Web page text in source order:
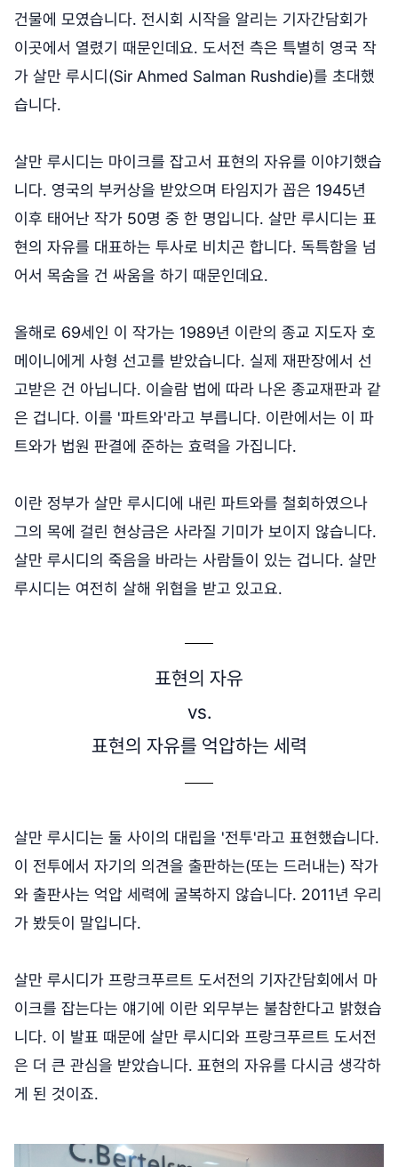
건물에 모였습니다. 전시회 시작을 알리는 기자간담회가
이곳에서 열렸기 때문인데요. 도서전 측은 특별히 영국 작
가 살만 루시디(Sir Ahmed Salman Rushdie)를 초대했
습니다.
살만 루시디는 마이크를 잡고서 표현의 자유를 이야기했습
니다. 영국의 부커상을 받았으며 타임지가 꼽은 1945년
이후 태어난 작가 50명 중 한 명입니다. 살만 루시디는 표
현의 자유를 대표하는 투사로 비치곤 합니다. 독특함을 넘
어서 목숨을 건 싸움을 하기 때문인데요.
올해로 69세인 이 작가는 1989년 이란의 종교 지도자 호
메이니에게 사형 선고를 받았습니다. 실제 재판장에서 선
고받은 건 아닙니다. 이슬람 법에 따라 나온 종교재판과 같
은 겁니다. 이를 '파트와'라고 부릅니다. 이란에서는 이 파
트와가 법원 판결에 준하는 효력을 가집니다.
이란 정부가 살만 루시디에 내린 파트와를 철회하였으나
그의 목에 걸린 현상금은 사라질 기미가 보이지 않습니다.
살만 루시디의 죽음을 바라는 사람들이 있는 겁니다. 살만
루시디는 여전히 살해 위협을 받고 있고요.
표현의 자유
vs.
표현의 자유를 억압하는 세력
살만 루시디는 둘 사이의 대립을 '전투'라고 표현했습니다.
이 전투에서 자기의 의견을 출판하는(또는 드러내는) 작가
와 출판사는 억압 세력에 굴복하지 않습니다. 2011년 우리
가 봤듯이 말입니다.
살만 루시디가 프랑크푸르트 도서전의 기자간담회에서 마
이크를 잡는다는 얘기에 이란 외무부는 불참한다고 밝혔습
니다. 이 발표 때문에 살만 루시디와 프랑크푸르트 도서전
은 더 큰 관심을 받았습니다. 표현의 자유를 다시금 생각하
게 된 것이죠.